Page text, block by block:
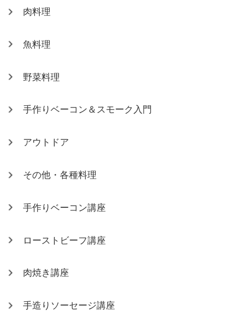
肉料理
魚料理
野菜料理
手作りベーコン＆スモーク入門
アウトドア
その他・各種料理
手作りベーコン講座
ローストビーフ講座
肉焼き講座
手造りソーセージ講座